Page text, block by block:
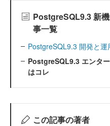
PostgreSQL9.3 新
事一覧
PostgreSQL9.3 開発と
PostgreSQL9.3 エンタ
はコレ
この記事の著者